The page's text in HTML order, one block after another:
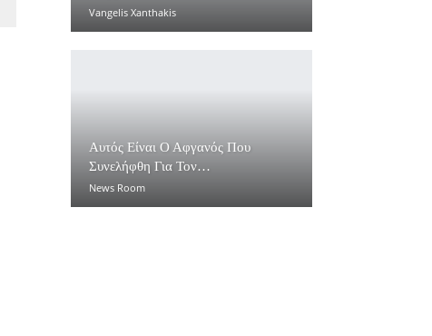
Vangelis Xanthakis
Αυτός Είναι Ο Αφγανός Που
Συνελήφθη Για Τον…
News Room